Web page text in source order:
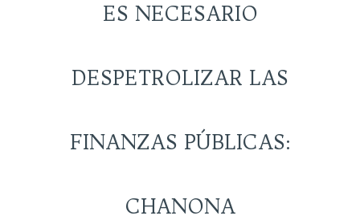
ES NECESARIO
DESPETROLIZAR LAS
FINANZAS PÚBLICAS:
CHANONA